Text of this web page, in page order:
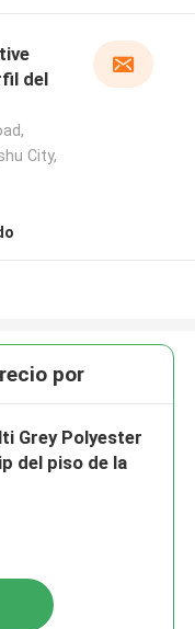
del
City,
por
Grey Polyester
del piso de la